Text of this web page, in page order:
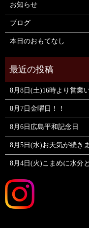
お知らせ
ブログ
本日のおもてなし
8月8日(土)16時より営業
8月7日金曜日！！
8月6日広島平和記念日
8月5日(水)お天気が続き
8月4日(火)こまめに水分